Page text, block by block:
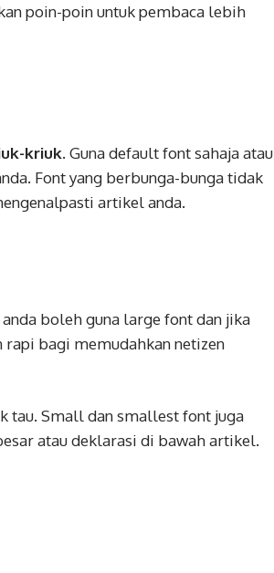
poin-poin untuk pembaca lebih
kriuk. Guna default font sahaja atau
Font yang berbunga-bunga tidak
artikel anda.
anda boleh guna large font dan jika
rapi bagi memudahkan netizen
tau. Small dan smallest font juga
atau deklarasi di bawah artikel.